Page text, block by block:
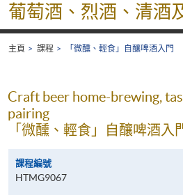
葡萄酒、烈酒、清酒
主頁 課程 「微醺、輕食」自釀啤酒入門
Craft beer home-brewing,
pairing
「微醺、輕食」自釀啤酒入
課程編號
HTMG9067